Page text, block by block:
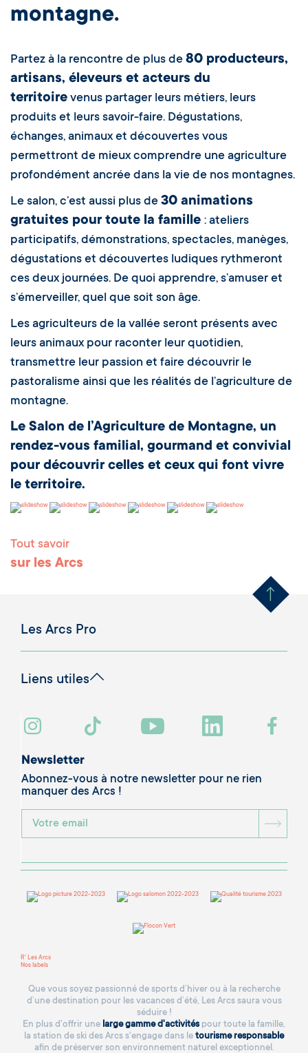
montagne.
Partez à la rencontre de plus de 80 producteurs,
artisans, éleveurs et acteurs du
territoire venus partager leurs métiers, leurs
produits et leurs savoir-faire. Dégustations,
échanges, animaux et découvertes vous
permettront de mieux comprendre une agriculture
profondément ancrée dans la vie de nos montagnes.
Le salon, c’est aussi plus de 30 animations
gratuites pour toute la famille : ateliers
participatifs, démonstrations, spectacles, manèges,
dégustations et découvertes ludiques rythmeront
ces deux journées. De quoi apprendre, s’amuser et
s’émerveiller, quel que soit son âge.
Les agriculteurs de la vallée seront présents avec
leurs animaux pour raconter leur quotidien,
transmettre leur passion et faire découvrir le
pastoralisme ainsi que les réalités de l’agriculture de
montagne.
Le Salon de l’Agriculture de Montagne, un
rendez-vous familial, gourmand et convivial
pour découvrir celles et ceux qui font vivre
le territoire.
Tout savoir
sur les Arcs Remonter
Les Arcs Pro
Liens utiles
Newsletter
Abonnez-vous à notre newsletter pour ne rien
manquer des Arcs !
R' Les Arcs
Nos labels
Que vous soyez passionné de sports d’hiver ou à la recherche
d’une destination pour les vacances d’été, Les Arcs saura vous
séduire !
En plus d'offrir une large gamme d'activitéspour toute la famille,
la station de ski des Arcs s'engage dans le tourisme responsable
afin de préserver son environnement naturel exceptionnel.